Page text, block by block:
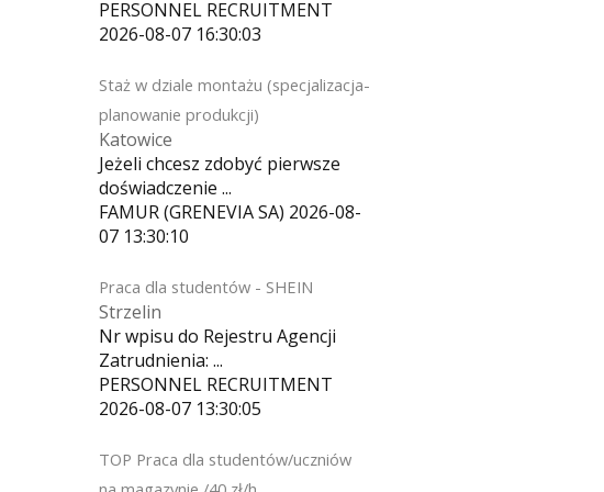
PERSONNEL RECRUITMENT
2026-08-07 16:30:03
Staż w dziale montażu (specjalizacja-
planowanie produkcji)
Katowice
Jeżeli chcesz zdobyć pierwsze
doświadczenie ...
FAMUR (GRENEVIA SA) 2026-08-
07 13:30:10
Praca dla studentów - SHEIN
Strzelin
Nr wpisu do Rejestru Agencji
Zatrudnienia: ...
PERSONNEL RECRUITMENT
2026-08-07 13:30:05
TOP Praca dla studentów/uczniów